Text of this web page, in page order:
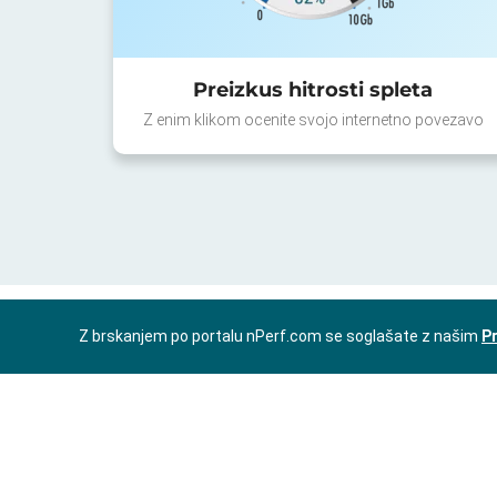
Preizkus hitrosti spleta
Z enim klikom ocenite svojo internetno povezavo
Z brskanjem po portalu nPerf.com se soglašate z našim